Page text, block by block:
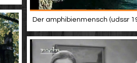
Der amphibienmensch (udssr